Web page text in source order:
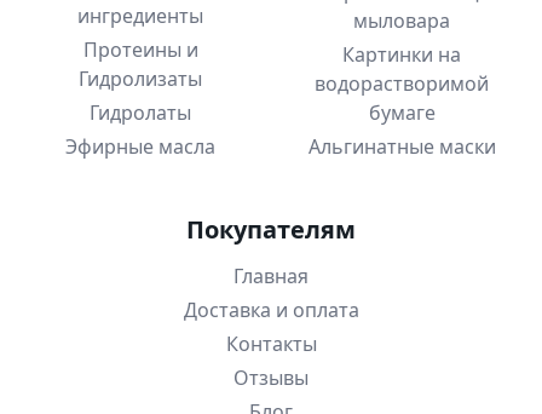
ингредиенты
Протеины и
Гидролизаты
Гидролаты
Эфирные масла
мыловара
Картинки на
водорастворимой
бумаге
Альгинатные маски
Покупателям
Главная
Доставка и оплата
Контакты
Отзывы